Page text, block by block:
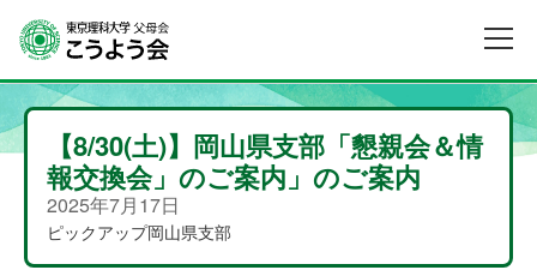
【8/30(土)】岡山県支部「懇親会＆情
報交換会」のご案内」のご案内
2025年7月17日
ピックアップ岡山県支部